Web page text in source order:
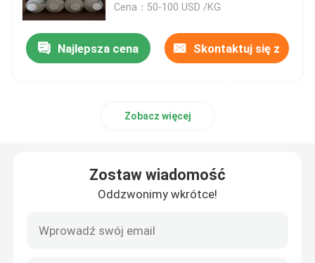
Cena：50-100 USD /KG
Najlepsza cena Skontaktuj się z
Zobacz więcej
Zostaw wiadomość
Oddzwonimy wkrótce!